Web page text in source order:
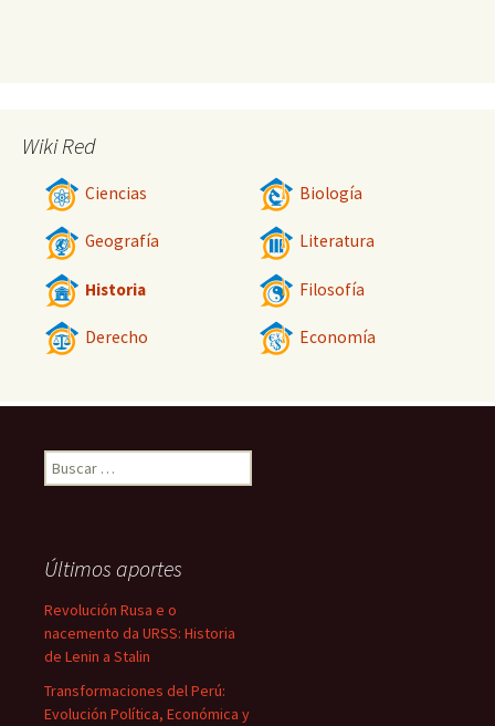
Wiki Red
Ciencias Biología
Geografía Literatura
Historia Filosofía
Derecho Economía
Buscar:
Últimos aportes
Revolución Rusa e o
nacemento da URSS: Historia
de Lenin a Stalin
Transformaciones del Perú:
Evolución Política, Económica y